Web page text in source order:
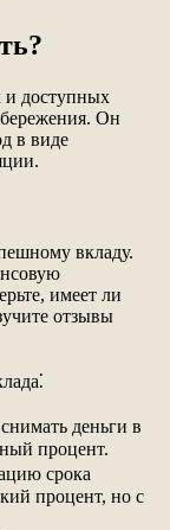
и доступных
Он
в виде
вкладу.
имеет ли
отзывы
деньги в
процент.
срока
процент, но с